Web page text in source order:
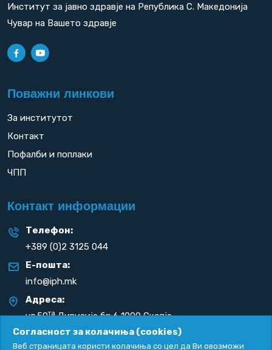
Институт за јавно здравје на Република С. Македонија
Чувар на Вашето здравје
Поважни линкови
За институтот
Контакт
Пофалби и поплаки
ЧПП
Контакт информации
Телефон:
+389 (0)2 3125 044
Е-пошта:
info@iph.mk
Адреса:
ул.50таДивизија бр.6 1000 Скопје
Република С. Македонија
Согласност за колачиња (cookies)
Веб страницата користи колачиња со цел да Ви овозможи